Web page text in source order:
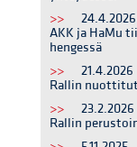
>>
24.4.2026
AKK ja HaMu
hengessä
>>
21.4.2026
Rallin
>>
23.2.2026
Rallin